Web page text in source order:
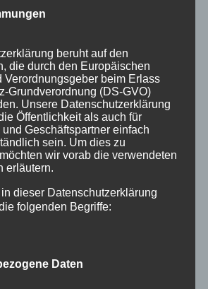
gibt es 24 attraktive
2019 öffnet sich täglich
Oberstdorfer Adventskalender.
finden Sie ab dem 4.
dann immer am nächsten
Adventskalender-
gewinnen tolle Preise!Hier
Adventskalender
besuchen Sie auch den
beruht auf den
die durch den Europäischen
Verordnungsgeber beim Erlass
Grundverordnung (DS-GVO)
Unsere Datenschutzerklärung
Öffentlichkeit als auch für
Geschäftspartner einfach
sein. Um dies zu
wir vorab die verwendeten
erläutern.
dieser Datenschutzerklärung
folgenden Begriffe:
Daten